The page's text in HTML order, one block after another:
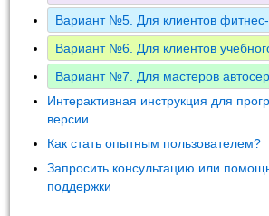
Вариант №5. Для клиентов фитнес-
Вариант №6. Для клиентов
Вариант №7. Для мастеров
Интерактивная инструкция для
версии
Как стать опытным пользователем?
Запросить консультацию или
поддержки